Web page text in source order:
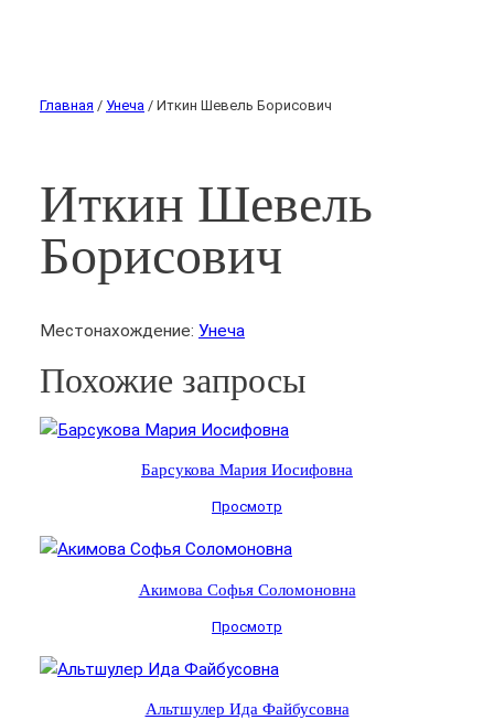
Главная / Унеча / Иткин Шевель Борисович
Иткин Шевель
Борисович
Местонахождение: Унеча
Похожие запросы
Барсукова Мария Иосифовна
Просмотр
Акимова Софья Соломоновна
Просмотр
Альтшулер Ида Файбусовна